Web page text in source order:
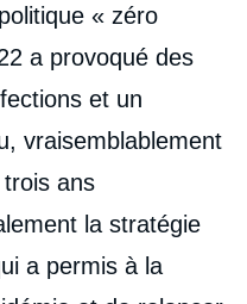
« zéro
a provoqué des
et un
vraisemblablement
ans
la stratégie
a permis à la